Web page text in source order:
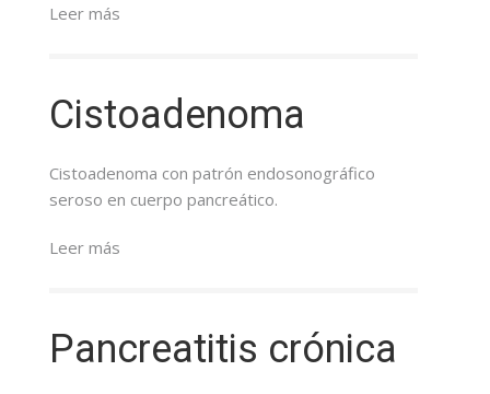
Leer más
Cistoadenoma
Cistoadenoma con patrón endosonográfico
seroso en cuerpo pancreático.
Leer más
Pancreatitis crónica